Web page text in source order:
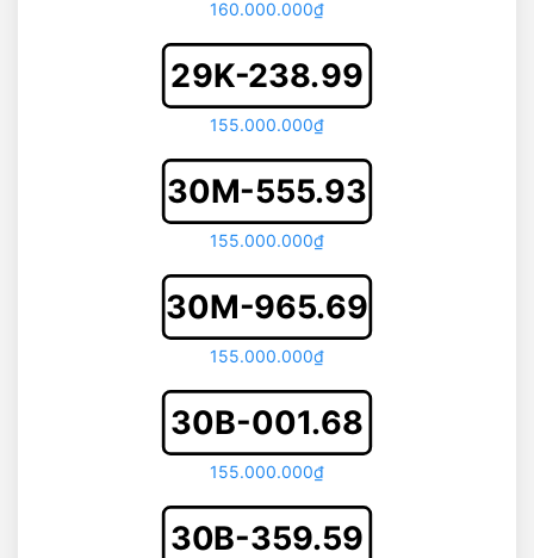
160.000.000₫
29K-238.99
155.000.000₫
30M-555.93
155.000.000₫
30M-965.69
155.000.000₫
30B-001.68
155.000.000₫
30B-359.59